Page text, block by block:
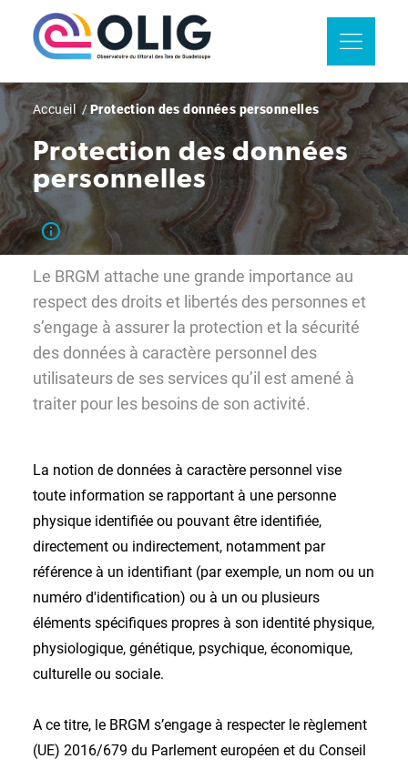
contenu
Fil
d'Ariane
Accueil Protection des données personnelles
Protection des données
personnelles
Le BRGM attache une grande importance au
respect des droits et libertés des personnes et
s’engage à assurer la protection et la sécurité
des données à caractère personnel des
utilisateurs de ses services qu’il est amené à
traiter pour les besoins de son activité.
La notion de données à caractère personnel vise
toute information se rapportant à une personne
physique identifiée ou pouvant être identifiée,
directement ou indirectement, notamment par
référence à un identifiant (par exemple, un nom ou un
numéro d'identification) ou à un ou plusieurs
éléments spécifiques propres à son identité physique,
physiologique, génétique, psychique, économique,
culturelle ou sociale.
A ce titre, le BRGM s’engage à respecter le règlement
(UE) 2016/679 du Parlement européen et du Conseil
Panneau de gestion des cookies